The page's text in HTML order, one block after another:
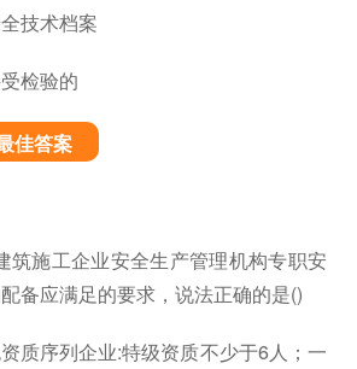
技术档案
检验的
佳答案
筑施工企业安全生产管理机构专职安
备应满足的要求，说法正确的是()
质序列企业:特级资质不少于6人；一